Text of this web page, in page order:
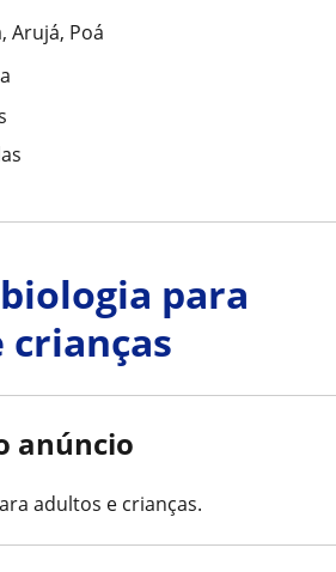
Arujá, Poá
para
crianças
anúncio
adultos e crianças.